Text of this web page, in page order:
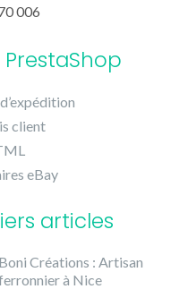
006
client
eBay
articles
Boni Créations : Artisan
à Nice